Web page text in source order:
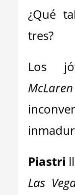
¿Qué
tres?
Los
McLaren
Piastri
Las